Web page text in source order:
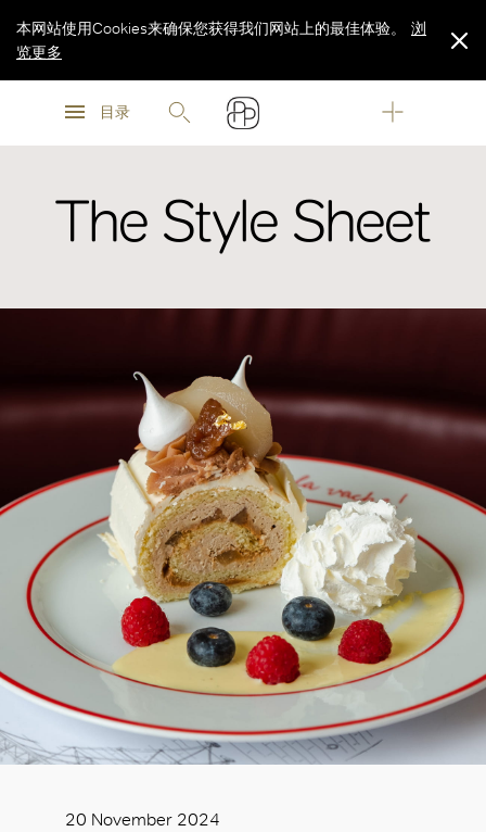
浏
目录
本网站使用Cookies来确保您获得我们网站上的最佳体验。
浏
览更多
The Style Sheet
20 November 2024